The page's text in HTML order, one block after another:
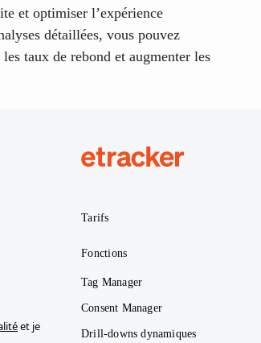
et optimiser l’expérience
détaillées, vous pouvez
taux de rebond et augmenter les
et je
Tarifs
Fonctions
Tag Manager
Consent Manager
Drill-downs dynamiques